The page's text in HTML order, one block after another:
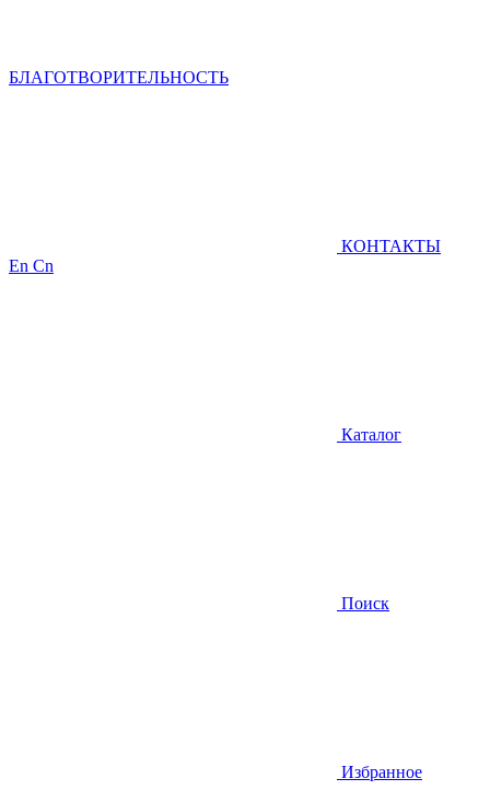
БЛАГОТВОРИТЕЛЬНОСТЬ
КОНТАКТЫ
En Cn
Каталог
Поиск
Избранное